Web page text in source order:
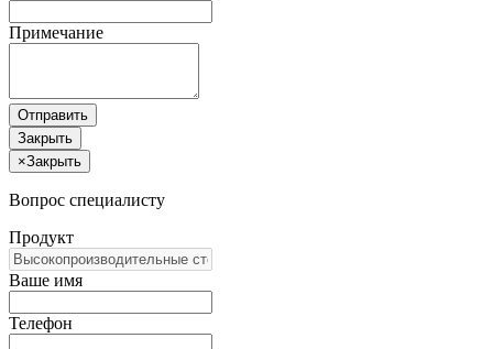
Примечание
Отправить
Закрыть
×Закрыть
Вопрос специалисту
Продукт
Ваше имя
Телефон